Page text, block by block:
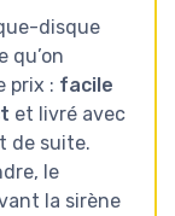
disque
qu’on
prix : facile
et livré avec
de suite.
le
la sirène